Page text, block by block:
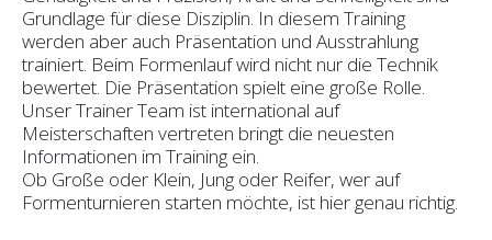
Grundlage für diese Disziplin. In diesem Training
werden aber auch Präsentation und Ausstrahlung
trainiert. Beim Formenlauf wird nicht nur die Technik
bewertet. Die Präsentation spielt eine große Rolle.
Unser Trainer Team ist international auf
Meisterschaften vertreten bringt die neuesten
Informationen im Training ein.
Ob Große oder Klein, Jung oder Reifer, wer auf
Formenturnieren starten möchte, ist hier genau richtig.